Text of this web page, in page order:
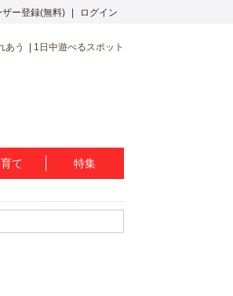
ザー登録(無料) ログイン
あう 1日中遊べるスポット
て 特集